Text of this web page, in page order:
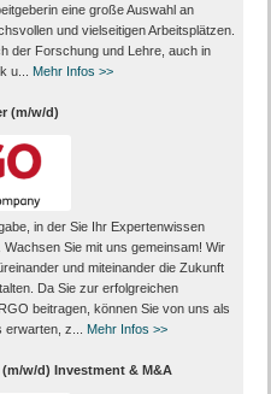
eine große Auswahl an
und vielseitigen Arbeits­plätzen.
der Forschung und Lehre, auch in
u...
Mehr Infos >>
(m/w/d)
in der Sie Ihr Expertenwissen
Wachsen Sie mit uns gemeinsam! Wir
und miteinander die Zukunft
Da Sie zur erfolgreichen
beitragen, können Sie von uns als
erwarten, z... Mehr Infos >>
w/d) Investment & M&A